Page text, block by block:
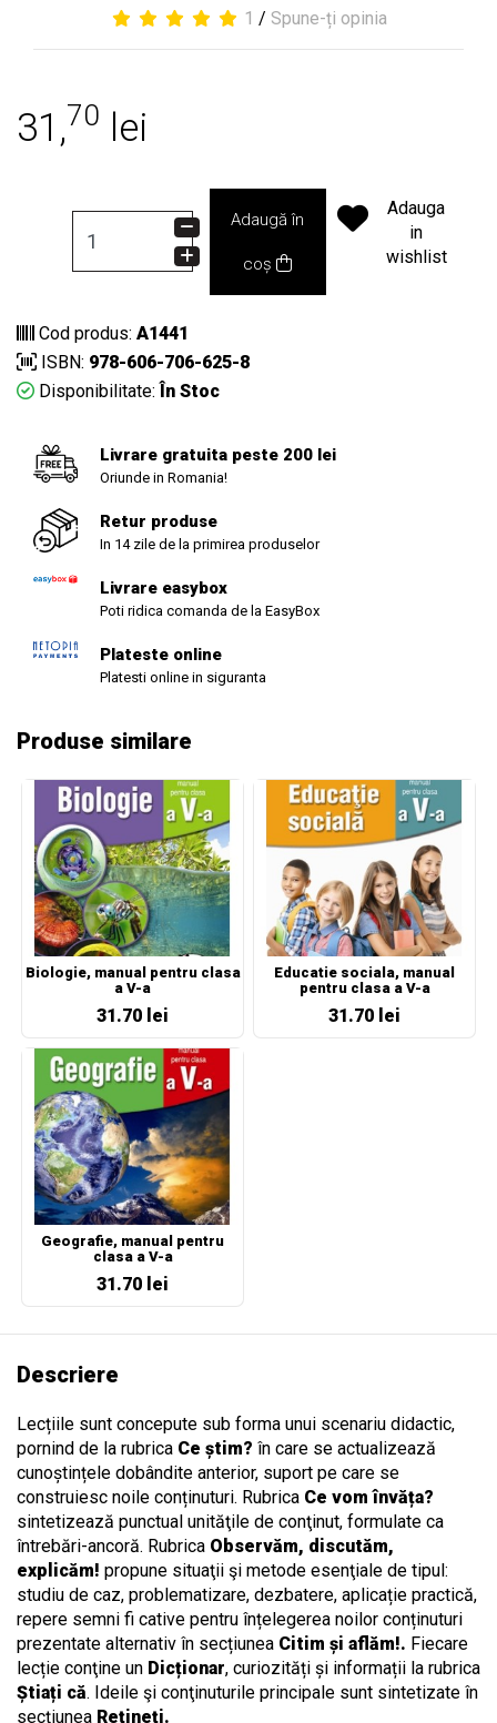
1 / Spune-ți opinia
31,70 lei
Adaugă în
coș
Adauga
in
wishlist
Cod produs: A1441
ISBN: 978-606-706-625-8
Disponibilitate: În Stoc
Livrare gratuita peste 200 lei
Oriunde in Romania!
Retur produse
In 14 zile de la primirea produselor
Livrare easybox
Poti ridica comanda de la EasyBox
Plateste online
Platesti online in siguranta
Produse similare
Biologie, manual pentru clasa
a V-a
31.70 lei
Educatie sociala, manual
pentru clasa a V-a
31.70 lei
Geografie, manual pentru
clasa a V-a
31.70 lei
Descriere
Lecțiile sunt concepute sub forma unui scenariu didactic,
pornind de la rubrica Ce știm? în care se actualizează
cunoștințele dobândite anterior, suport pe care se
construiesc noile conținuturi. Rubrica Ce vom învăța?
sintetizează punctual unităţile de conţinut, formulate ca
întrebări-ancoră. Rubrica Observăm, discutăm,
explicăm! propune situaţii şi metode esenţiale de tipul:
studiu de caz, problematizare, dezbatere, aplicație practică,
repere semni fi cative pentru înțelegerea noilor conținuturi
prezentate alternativ în secțiunea Citim și aflăm!. Fiecare
lecție conţine un Dicționar, curiozități și informații la rubrica
Știați că. Ideile şi conţinuturile principale sunt sintetizate în
secțiunea Rețineți.